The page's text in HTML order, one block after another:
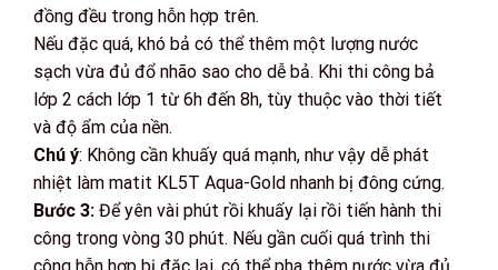
đồng đều trong hỗn hợp trên.
Nếu đặc quá, khó bả có thể thêm một lượng nước
sạch vừa đủ đổ nhão sao cho dễ bả. Khi thi công bả
lớp 2 cách lớp 1 từ 6h đến 8h, tùy thuộc vào thời tiết
và độ ẩm của nền.
Chú ý: Không cần khuấy quá mạnh, như vậy dễ phát
nhiệt làm matit KL5T Aqua-Gold nhanh bị đông cứng.
Bước 3: Để yên vài phút rồi khuấy lại rồi tiến hành thi
công trong vòng 30 phút. Nếu gần cuối quá trình thi
công hỗn hợp bị đặc lại, có thể pha thêm nước vừa đủ